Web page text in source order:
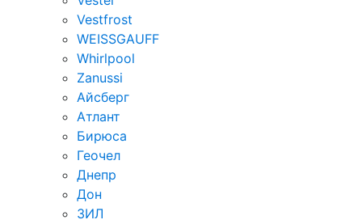
Vestfrost
WEISSGAUFF
Whirlpool
Zanussi
Айсберг
Атлант
Бирюса
Геочел
Днепр
Дон
ЗИЛ